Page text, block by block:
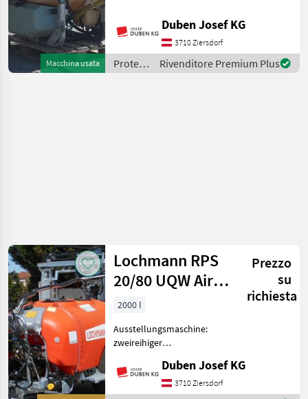
Macchina usata
Umschaltgetriebe,
Systemreinigung,
Handwaschbehälter,
Einspülvorrichtung,
elektrische Fernbedienu
Duben Josef KG
3710 Ziersdorf
Protezione
piante /
Rivenditore Premium Plus
Lochmann RPS
20/80 UQW Air
Stream II
Prezzo
su
richiesta
2000 l
Ausstellungsmaschine:
zweireihiger
"Air Stream II"-
Tangentialgebläse an den
Duben Josef KG
3710 Ziersdorf